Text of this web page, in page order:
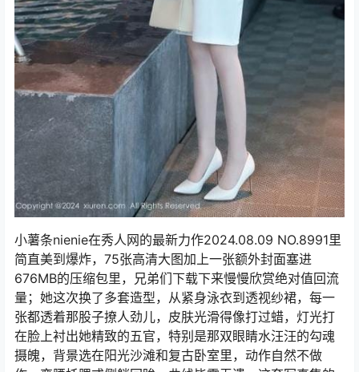
小薯条nienie在秀人网的最新力作2024.08.09 NO.8991里
简直美到爆炸，75张高清大图加上一张额外封面塞进
676MB的压缩包里，兄弟们下载下来慢慢欣赏绝对值回流
量；她这次换了多套造型，从紧身泳衣到透视纱裙，每一
张都透着那股子撩人劲儿，皮肤光滑得像打过蜡，灯光打
在脸上衬出她精致的五官，特别是那双眼睛水汪汪的勾魂
摄魄，背景选在阳光沙滩和复古卧室里，动作自然不做